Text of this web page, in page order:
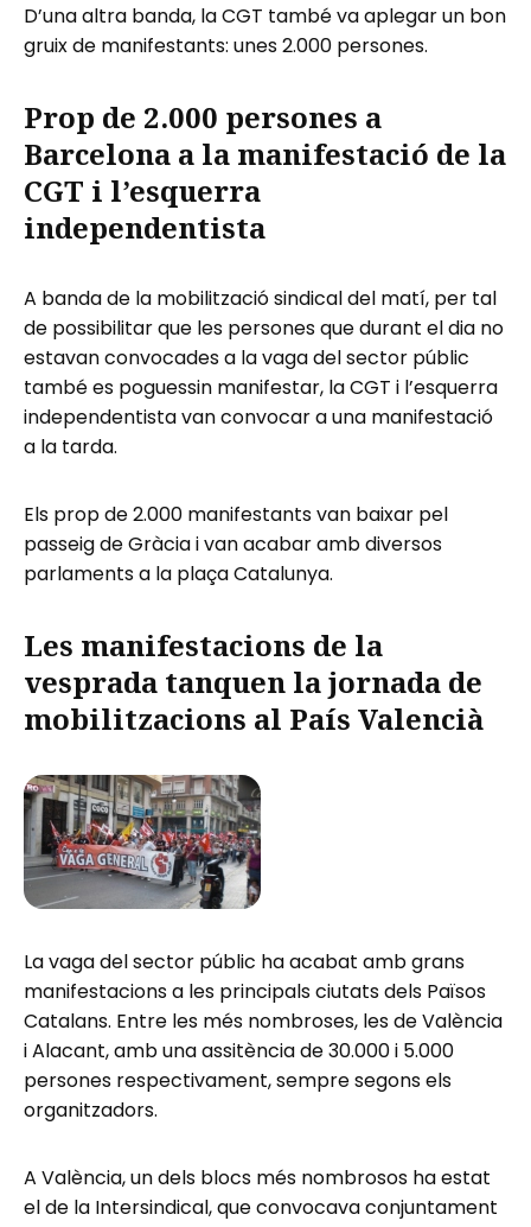
D’una altra banda, la CGT també va aplegar un bon
gruix de manifestants: unes 2.000 persones.
Prop de 2.000 persones a
Barcelona a la manifestació de la
CGT i l’esquerra
independentista
A banda de la mobilització sindical del matí, per tal
de possibilitar que les persones que durant el dia no
estavan convocades a la vaga del sector públic
també es poguessin manifestar, la CGT i l’esquerra
independentista van convocar a una manifestació
a la tarda.
Els prop de 2.000 manifestants van baixar pel
passeig de Gràcia i van acabar amb diversos
parlaments a la plaça Catalunya.
Les manifestacions de la
vesprada tanquen la jornada de
mobilitzacions al País Valencià
La vaga del sector públic ha acabat amb grans
manifestacions a les principals ciutats dels Països
Catalans. Entre les més nombroses, les de València
i Alacant, amb una assitència de 30.000 i 5.000
persones respectivament, sempre segons els
organitzadors.
A València, un dels blocs més nombrosos ha estat
el de la Intersindical, que convocava conjuntament